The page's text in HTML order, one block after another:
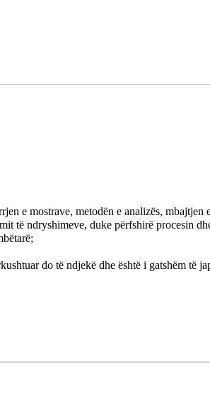
e mostrave, metodën e analizës, mbajtjen
të ndryshimeve, duke përfshirë procesin
do të ndjekë dhe është i gatshëm të